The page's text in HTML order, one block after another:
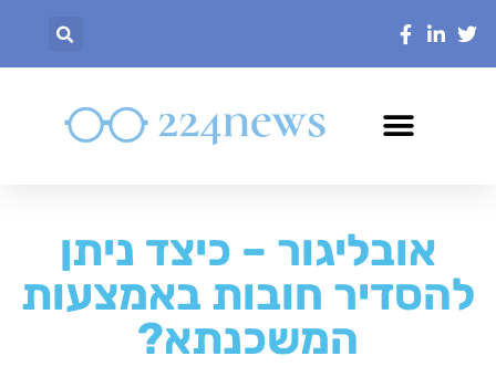
אובליגור – כיצד ניתן
להסדיר חובות באמצעות
המשכנתא?